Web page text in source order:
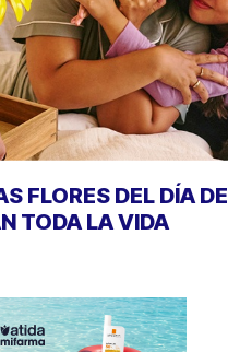
FLORES DEL DÍA
TODA LA VIDA